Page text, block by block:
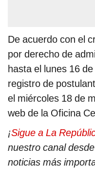
De acuerdo con el
por derecho de
hasta el lunes 16
registro de
el miércoles 18 de
web de la Oficina
¡Sigue a La
nuestro canal
noticias más